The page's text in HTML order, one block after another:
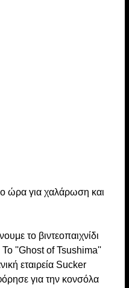
ώρα για χαλάρωση και
το βιντεοπαιχνίδι
''Ghost of Tsushima''
εταιρεία Sucker
για την κονσόλα